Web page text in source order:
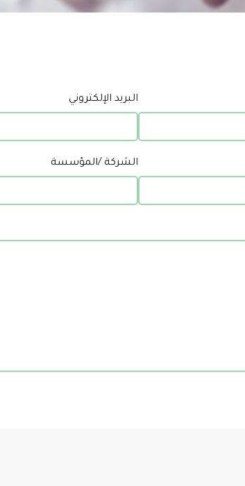
البريد الإلكتروني
الشركة /المؤسسة